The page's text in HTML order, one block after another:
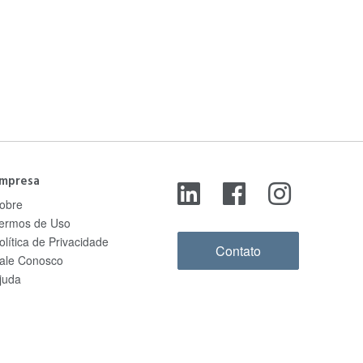
de Uso
de Privacidade
Conosco
Contato